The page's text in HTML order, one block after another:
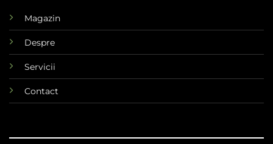
Magazin
Despre
Servicii
Contact